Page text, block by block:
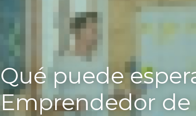
Qué puede
Emprendedor